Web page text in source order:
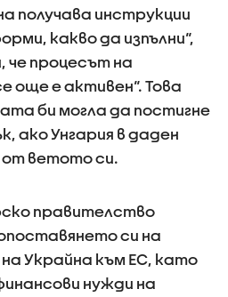
получава инструкции
какво да изпълни“,
че процесът на
още е активен“. Това
би могла да постигне
ако Унгария в даден
ветото си.
правителство
си на
Украйна към ЕС, като
нужди на